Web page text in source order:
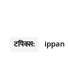
टपिक्स: ippan